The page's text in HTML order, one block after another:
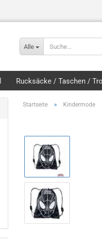
Alle
Rucksäcke / Taschen /
Startseite » Kindermode